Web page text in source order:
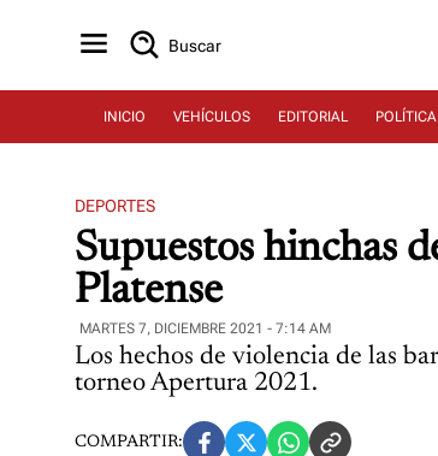
Buscar
INICIO VEHÍCULOS EDITORIAL POLÍTICA
DEPORTES
Supuestos hinchas
Platense
MARTES 7, DICIEMBRE 2021 - 7:14 AM
Los hechos de violencia de las
torneo Apertura 2021.
COMPARTIR: